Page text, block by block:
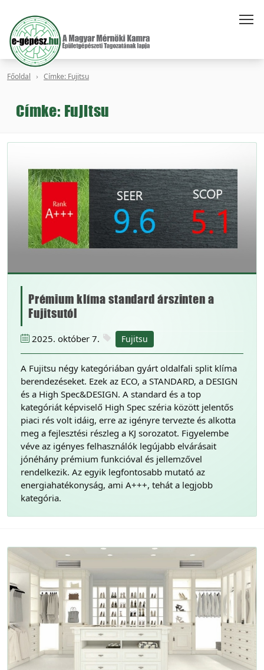
Főoldal Címke: Fujitsu
Címke: Fujitsu
Prémium klíma standard árszinten a
Fujitsutól
2025. október 7. Fujitsu
A Fujitsu négy kategóriában gyárt oldalfali split klíma
berendezéseket. Ezek az ECO, a STANDARD, a DESIGN
és a High Spec&DESIGN. A standard és a top
kategóriát képviselő High Spec széria között jelentős
piaci rés volt idáig, erre az igényre tervezte és alkotta
meg a fejlesztési részleg a KJ sorozatot. Figyelembe
véve az igényes felhasználók legújabb elvárásait
jónéhány prémium funkcióval és jellemzővel
rendelkezik. Az egyik legfontosabb mutató az
energiahatékonyság, ami A+++, tehát a legjobb
kategória.